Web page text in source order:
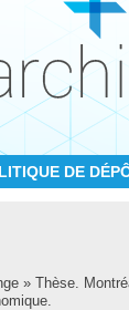
DE
» Thèse.